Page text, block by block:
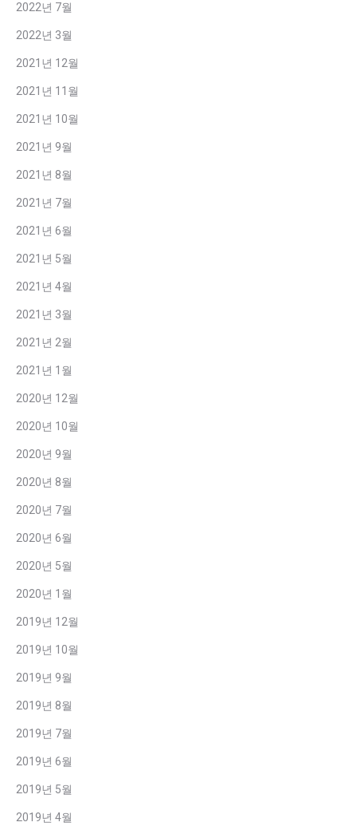
2022년 7월
2022년 3월
2021년 12월
2021년 11월
2021년 10월
2021년 9월
2021년 8월
2021년 7월
2021년 6월
2021년 5월
2021년 4월
2021년 3월
2021년 2월
2021년 1월
2020년 12월
2020년 10월
2020년 9월
2020년 8월
2020년 7월
2020년 6월
2020년 5월
2020년 1월
2019년 12월
2019년 10월
2019년 9월
2019년 8월
2019년 7월
2019년 6월
2019년 5월
2019년 4월